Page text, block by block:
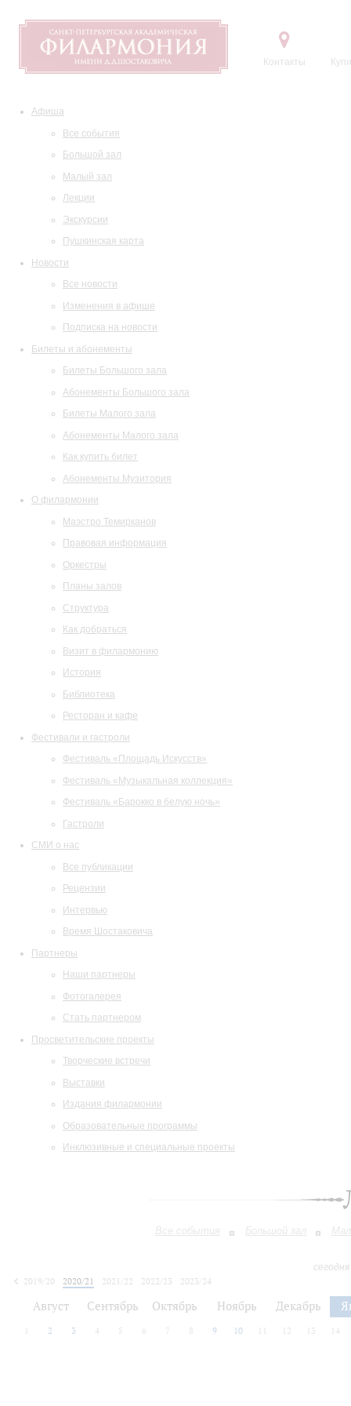
Контакты
Афиша
Все события
Большой зал
Малый зал
Лекции
Экскурсии
Пушкинская карта
Новости
Все новости
Изменения в афише
Подписка на новости
Билеты и абонементы
Билеты Большого зала
Абонементы Большого зала
Билеты Малого зала
Абонементы Малого зала
Как купить билет
Абонементы Музитория
О филармонии
Маэстро Темирканов
Правовая информация
Оркестры
Планы залов
Структура
Как добраться
Визит в филармонию
История
Библиотека
Ресторан и кафе
Фестивали и гастроли
Фестиваль «Площадь Искусств»
Фестиваль «Музыкальная коллекция»
Фестиваль «Барокко в белую ночь»
Гастроли
СМИ о нас
Все публикации
Рецензии
Интервью
Время Шостаковича
Партнеры
Наши партнеры
Фотогалерея
Стать партнером
Просветительские проекты
Творческие встречи
Выставки
Издания филармонии
Образовательные программы
Инклюзивные и специальные проекты
Все события Большой зал
2019/20
2020/21 2021/22 2022/23
2023/24
Август Сентябрь Октябрь Ноябрь Декабрь
2 3 4 5 6 7 8 9 10 12 13 14